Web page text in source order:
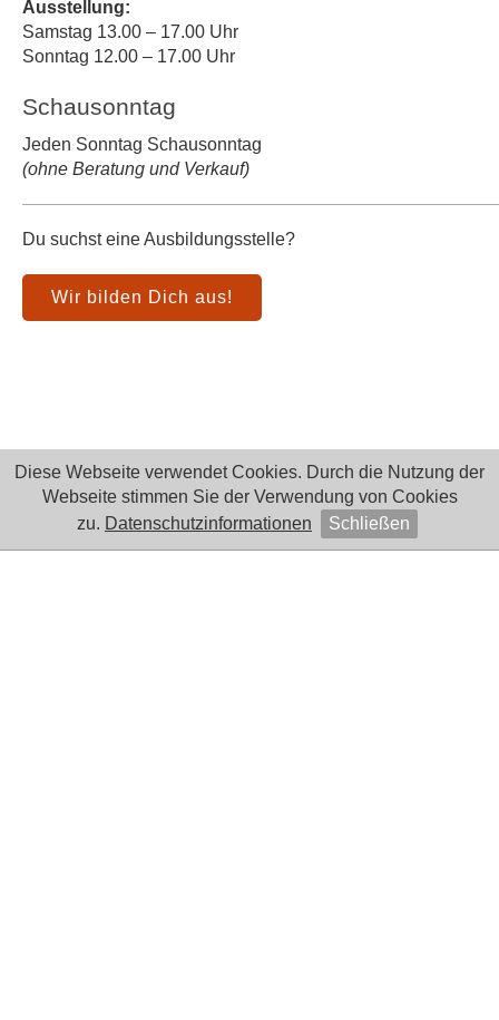
Ausstellung:
Samstag 13.00 – 17.00 Uhr
Sonntag 12.00 – 17.00 Uhr
Schausonntag
Jeden Sonntag Schausonntag
(ohne Beratung und Verkauf)
Du suchst eine Ausbildungsstelle?
Wir bilden Dich aus!
Diese Webseite verwendet Cookies. Durch die Nutzung der
Webseite stimmen Sie der Verwendung von Cookies
zu. Datenschutzinformationen Schließen